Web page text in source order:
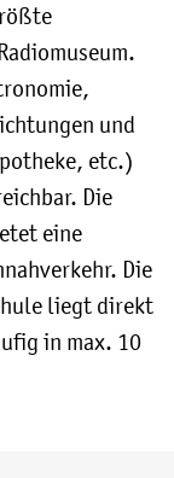
und
etc.)
Die
eine
Die
liegt direkt
in max. 10